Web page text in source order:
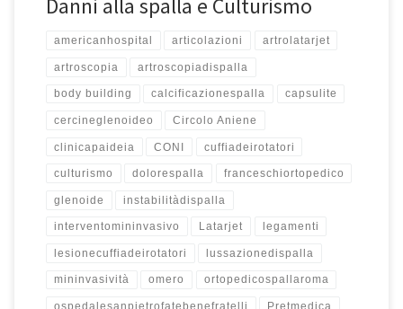
Danni alla spalla e Culturismo
americanhospital articolazioni artrolatarjet
artroscopia artroscopiadispalla
body building calcificazionespalla capsulite
cercineglenoideo Circolo Aniene
clinicapaideia CONI cuffiadeirotatori
culturismo dolorespalla franceschiortopedico
glenoide instabilitàdispalla
interventomininvasivo Latarjet legamenti
lesionecuffiadeirotatori lussazionedispalla
mininvasività omero ortopedicospallaroma
ospedalesanpietrofatebenefratelli Pretmedica